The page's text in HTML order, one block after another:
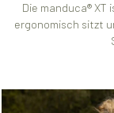
Die manduca® XT
ergonomisch sitzt